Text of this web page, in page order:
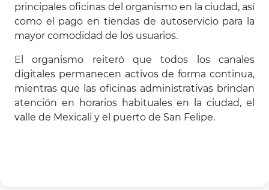
principales oficinas del organismo en la ciudad, así
como el pago en tiendas de autoservicio para la
mayor comodidad de los usuarios.
El organismo reiteró que todos los canales
digitales permanecen activos de forma continua,
mientras que las oficinas administrativas brindan
atención en horarios habituales en la ciudad, el
valle de Mexicali y el puerto de San Felipe.